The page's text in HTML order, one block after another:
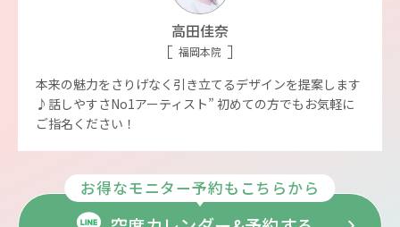
高田佳奈
福岡本院
本来の魅力をさりげなく引き立てるデザインを提案します
♪話しやすさNo1アーティスト” 初めての方でもお気軽に
ご指名ください！
お得なモニター予約もこちらから